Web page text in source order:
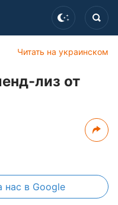
Читать на украинском
лиз от
нас в Google